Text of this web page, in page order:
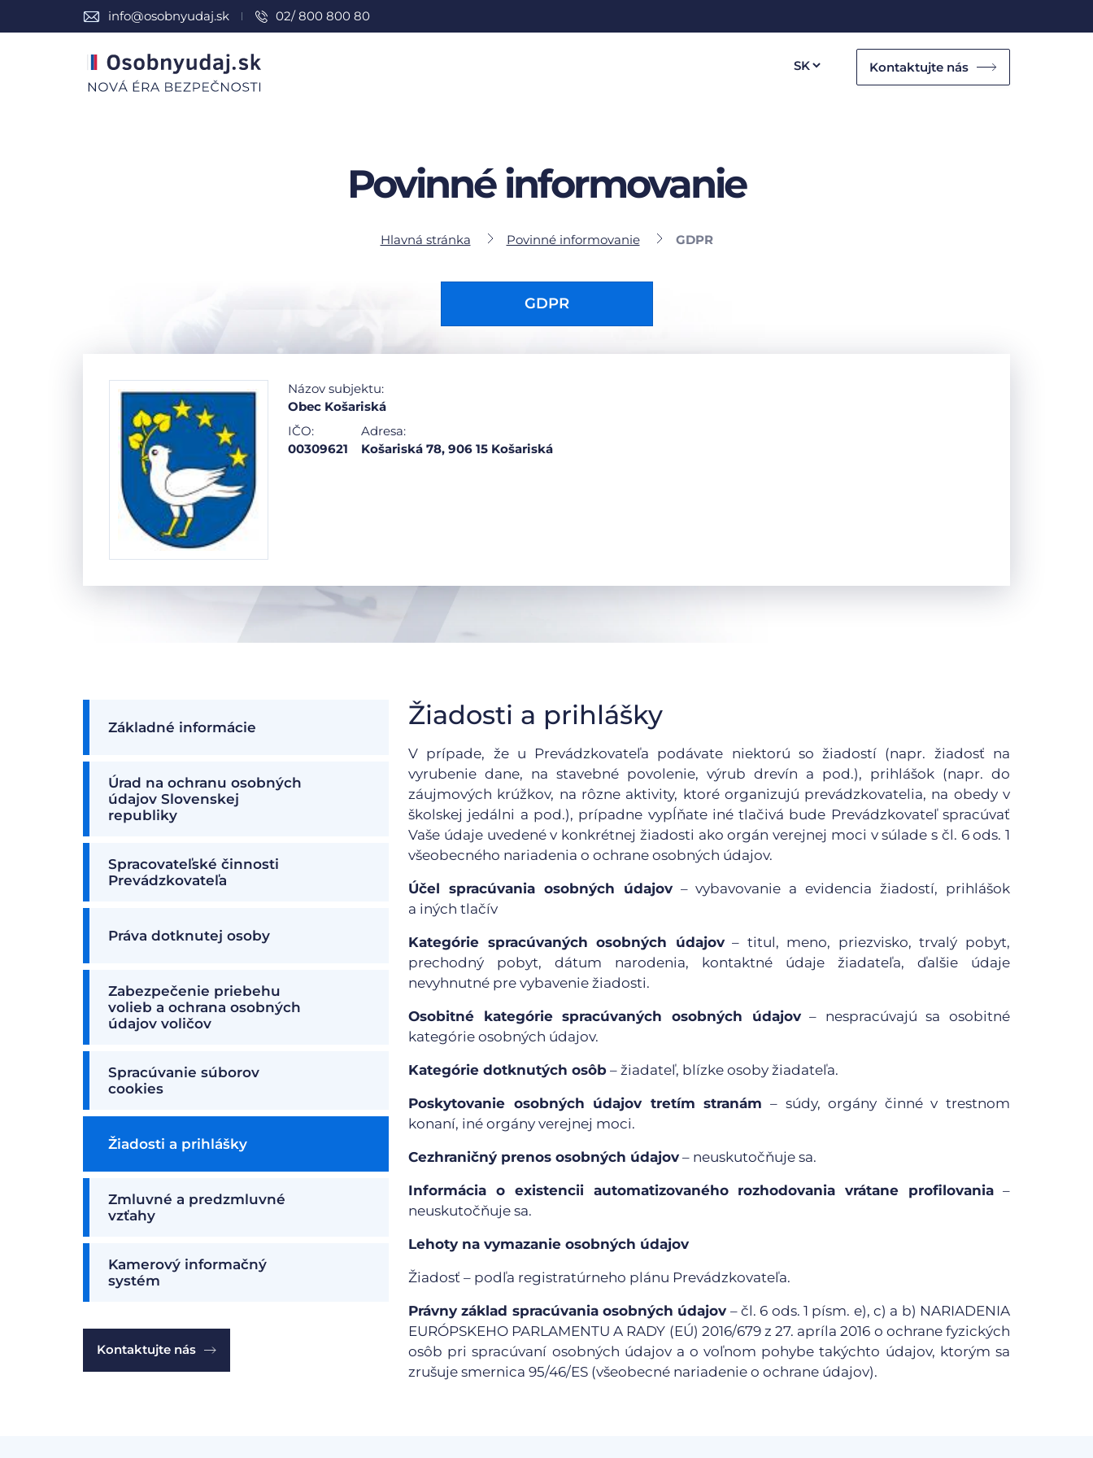
info@osobnyudaj.sk 02/ 800 800 80
Kontaktujte nás
Povinné informovanie
Hlavná stránka Povinné informovanie GDPR
GDPR
Názov subjektu:
Obec Košariská
IČO:
00309621
Adresa:
Košariská 78, 906 15 Košariská
Základné informácie
Úrad na ochranu osobných
údajov Slovenskej
republiky
Spracovateľské činnosti
Prevádzkovateľa
Práva dotknutej osoby
Zabezpečenie priebehu
volieb a ochrana osobných
údajov voličov
Spracúvanie súborov
cookies
Žiadosti a prihlášky
Zmluvné a predzmluvné
vzťahy
Kamerový informačný
systém
Kontaktujte nás
Žiadosti a prihlášky
V prípade, že u Prevádzkovateľa podávate niektorú so žiadostí (napr. žiadosť na
vyrubenie dane, na stavebné povolenie, výrub drevín a pod.), prihlášok (napr. do
záujmových krúžkov, na rôzne aktivity, ktoré organizujú prevádzkovatelia, na obedy v
školskej jedálni a pod.), prípadne vypĺňate iné tlačivá bude Prevádzkovateľ spracúvať
Vaše údaje uvedené v konkrétnej žiadosti ako orgán verejnej moci v súlade s čl. 6 ods. 1
všeobecného nariadenia o ochrane osobných údajov.
Účel spracúvania osobných údajov– vybavovanie a evidencia žiadostí, prihlášok
a iných tlačív
Kategórie spracúvaných osobných údajov– titul, meno, priezvisko, trvalý pobyt,
prechodný pobyt, dátum narodenia, kontaktné údaje žiadateľa, ďalšie údaje
nevyhnutné pre vybavenie žiadosti.
Osobitné kategórie spracúvaných osobných údajov– nespracúvajú sa osobitné
kategórie osobných údajov.
Kategórie dotknutých osôb – žiadateľ, blízke osoby žiadateľa.
Poskytovanie osobných údajov tretím stranám – súdy, orgány činné v trestnom
konaní, iné orgány verejnej moci.
Cezhraničný prenos osobných údajov – neuskutočňuje sa.
Informácia o existencii automatizovaného rozhodovania vrátane profilovania –
neuskutočňuje sa.
Lehoty na vymazanie osobných údajov
Žiadosť – podľa registratúrneho plánu Prevádzkovateľa.
Právny základ spracúvania osobných údajov – čl. 6 ods. 1 písm. e), c) a b) NARIADENIA
EURÓPSKEHO PARLAMENTU A RADY (EÚ) 2016/679 z 27. apríla 2016 o ochrane fyzických
osôb pri spracúvaní osobných údajov a o voľnom pohybe takýchto údajov, ktorým sa
zrušuje smernica 95/46/ES (všeobecné nariadenie o ochrane údajov).